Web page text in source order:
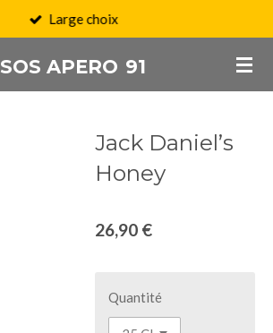
SOS APERO 91
Large choix
Jack Daniel’s
Honey
26,90 €
Quantité